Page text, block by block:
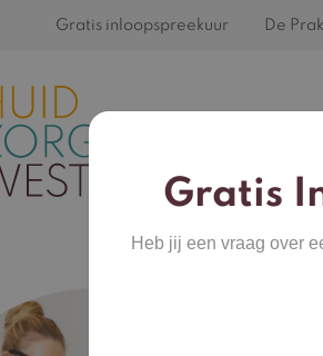
Gratis inloopspreekuur De
Gratis
Heb jij een vraag over